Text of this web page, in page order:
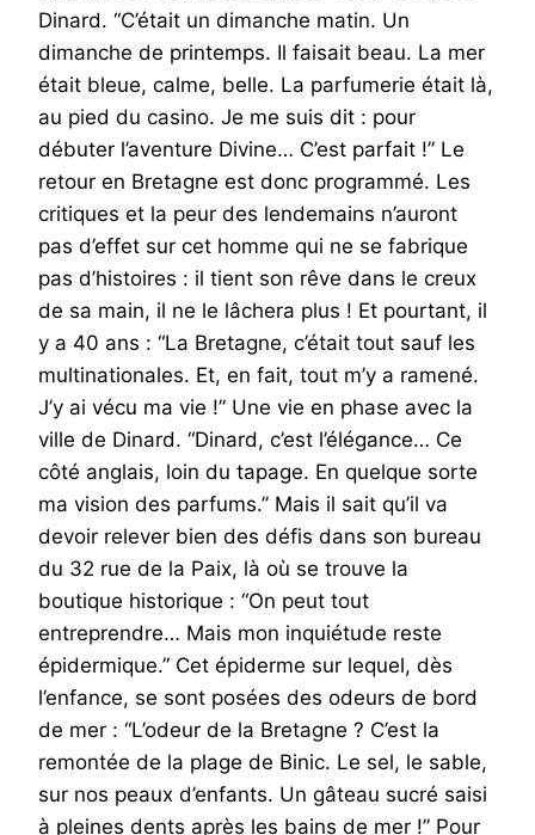
Dinard. “C’était un dimanche matin. Un
dimanche de printemps. Il faisait beau. La mer
était bleue, calme, belle. La parfumerie était là,
au pied du casino. Je me suis dit : pour
débuter l’aventure Divine… C’est parfait !” Le
retour en Bretagne est donc programmé. Les
critiques et la peur des lendemains n’auront
pas d’effet sur cet homme qui ne se fabrique
pas d’histoires : il tient son rêve dans le creux
de sa main, il ne le lâchera plus ! Et pourtant, il
y a 40 ans : “La Bretagne, c’était tout sauf les
multinationales. Et, en fait, tout m’y a ramené.
J’y ai vécu ma vie !” Une vie en phase avec la
ville de Dinard. “Dinard, c’est l’élégance… Ce
côté anglais, loin du tapage. En quelque sorte
ma vision des parfums.” Mais il sait qu’il va
devoir relever bien des défis dans son bureau
du 32 rue de la Paix, là où se trouve la
boutique historique : “On peut tout
entreprendre… Mais mon inquiétude reste
épidermique.” Cet épiderme sur lequel, dès
l’enfance, se sont posées des odeurs de bord
de mer : “L’odeur de la Bretagne ? C’est la
remontée de la plage de Binic. Le sel, le sable,
sur nos peaux d’enfants. Un gâteau sucré saisi
à pleines dents après les bains de mer !” Pour